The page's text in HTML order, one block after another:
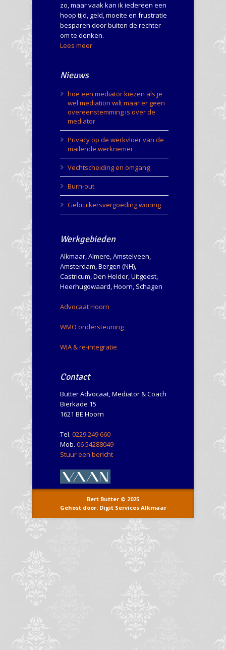
zo, maar vaak kan ik iedereen een
hoop tijd, geld, moeite en frustratie
besparen door buiten de rechter
om te denken.
Lees meer
Nieuws
hoe een mediator kiezen als je
wel mediation wilt maar er geen
overeenstemming is over de
mediator
Privacy op de werkvloer van de
mailende werknemer
Vechtscheiding en omgang
Burn-out
Gebruikersvergoeding woning
Werkgebieden
Alkmaar, Almere, Amstelveen,
Amsterdam, Bergen (NH),
Castricum, Den Helder, Uitgeest,
Heerhugowaard, Hoorn, Schagen
Advocaat Hoorn
WMO ondersteuning
WIA & re-integratie
Contact
Butter Advocaat, Mediator & Coach
Bierkade 15
1621 BE Hoorn
Tel. 0229 249 660
Mob. 06 54288049
Stuur een bericht
Bert Butter © 2025
Gehost door: Digit Services Alkmaar